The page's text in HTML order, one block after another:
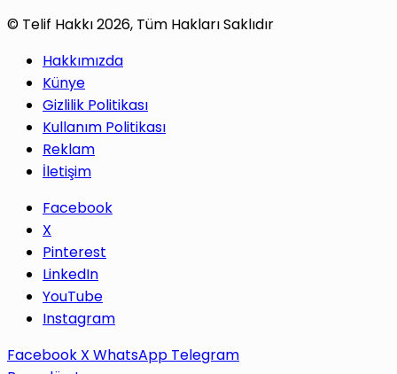
© Telif Hakkı 2026, Tüm Hakları Saklıdır
Hakkımızda
Künye
Gizlilik Politikası
Kullanım Politikası
Reklam
İletişim
Facebook
X
Pinterest
LinkedIn
YouTube
Instagram
Facebook X WhatsApp Telegram